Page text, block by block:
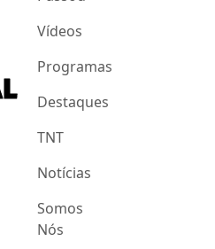
Vídeos
Programas
Destaques
TNT
Notícias
Somos
Nós